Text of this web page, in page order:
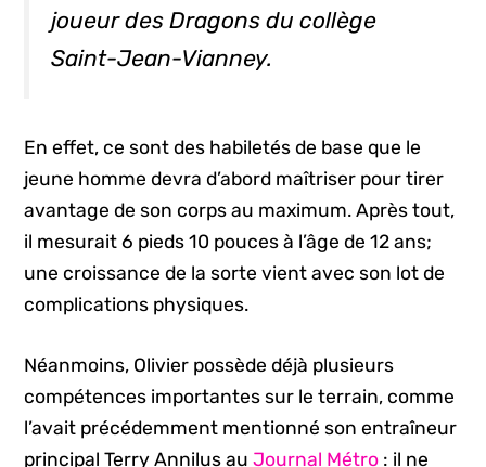
joueur des Dragons du collège
Saint-Jean-Vianney.
En effet, ce sont des habiletés de base que le
jeune homme devra d’abord maîtriser pour tirer
avantage de son corps au maximum. Après tout,
il mesurait 6 pieds 10 pouces à l’âge de 12 ans;
une croissance de la sorte vient avec son lot de
complications physiques.
Néanmoins, Olivier possède déjà plusieurs
compétences importantes sur le terrain, comme
l’avait précédemment mentionné son entraîneur
principal Terry Annilus auJournal Métro : il ne